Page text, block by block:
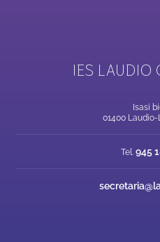
IES LAUDIO
Isasi
01400 Laudio-
Tel. 945